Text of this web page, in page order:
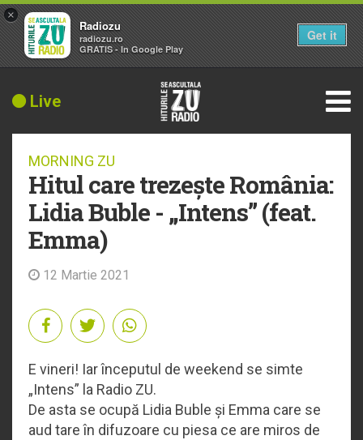
Live
MORNING ZU
Hitul care trezește România:
Lidia Buble - „Intens” (feat.
Emma)
12 Martie 2021
E vineri! Iar începutul de weekend se simte
„Intens” la Radio ZU.
De asta se ocupă Lidia Buble și Emma care se
aud tare în difuzoare cu piesa ce are miros de
×
Radiozu
radiozu.ro
GRATIS - In Google Play
Get it